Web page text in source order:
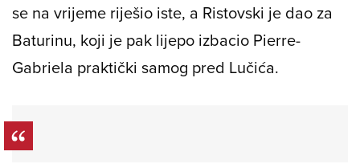
se na vrijeme riješio iste, a Ristovski je dao za
Baturinu, koji je pak lijepo izbacio Pierre-
Gabriela praktički samog pred Lučića.